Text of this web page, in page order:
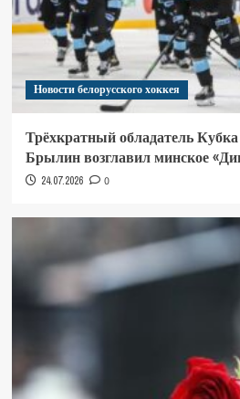
Новости белорусского хоккея
Трёхкратный обладатель
Брылин возглавил минское
24.07.2026 0